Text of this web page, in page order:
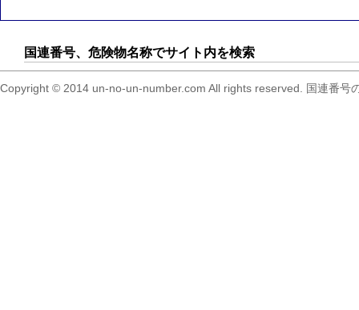
国連番号、危険物名称でサイト内を検索
Copyright © 2014 un-no-un-number.com All rights reserved. 国連番号